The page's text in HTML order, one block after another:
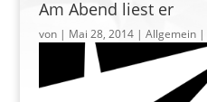
Am Abend liest er
von | Mai 28, 2014| Allgemein |